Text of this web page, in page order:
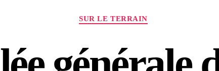
SUR LE TERRAIN